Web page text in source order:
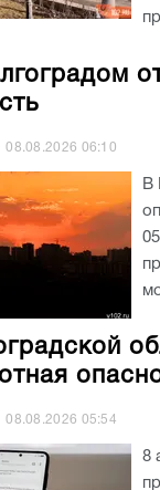
08.08.2026 06:10
В
08.08.2026 05:54
8